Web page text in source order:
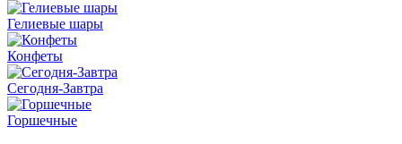
Гелиевые шары
Конфеты
Сегодня-Завтра
Горшечные